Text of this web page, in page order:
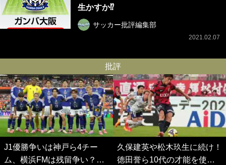
生かすか⁉
サッカー批評編集部
2021.02.07
批評
J1優勝争いは神戸ら4チー
ム、横浜FMは残留争い？大
久保建英や松木玖生に続け！
徳田誉ら10代の才能を使い